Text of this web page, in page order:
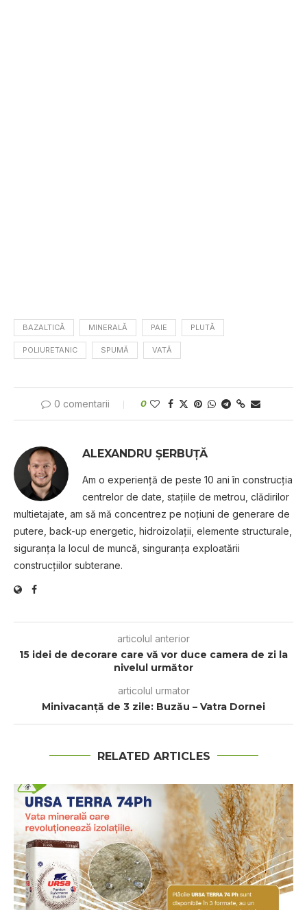
BAZALTICĂ MINERALĂ PAIE PLUTĂ
POLIURETANIC SPUMĂ VATĂ
0 comentarii 0
ALEXANDRU ȘERBUȚĂ
Am o experienţă de peste 10 ani în construcţia
centrelor de date, staţiile de metrou, clădirilor
multietajate, am să mă concentrez pe noţiuni de generare de
putere, back-up energetic, hidroizolaţii, elemente structurale,
siguranţa la locul de muncă, singuranţa exploatării
construcţiilor subterane.
articolul anterior
15 idei de decorare care vă vor duce camera de zi la
nivelul următor
articolul urmator
Minivacanță de 3 zile: Buzău – Vatra Dornei
RELATED ARTICLES